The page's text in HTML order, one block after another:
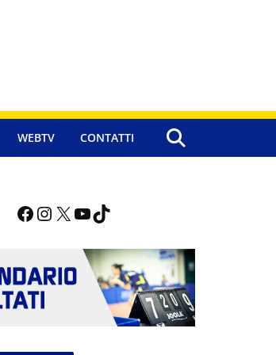
WEBTV CONTATTI
Facebook InstagramX YouTube TikTok